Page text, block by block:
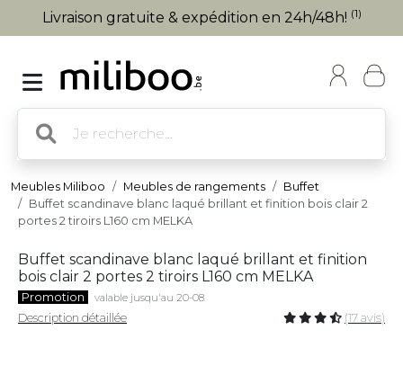
Livraison gratuite & expédition en 24h/48h! (1)
Meubles Miliboo Meubles de rangements
Buffet
Buffet scandinave blanc laqué brillant et finition bois clair 2
portes 2 tiroirs L160 cm MELKA
Buffet scandinave blanc laqué brillant et finition
bois clair 2 portes 2 tiroirs L160 cm MELKA
Promotion valable jusqu'au 20-08
Description détaillée (17 avis)